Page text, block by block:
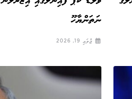
ނަތަންޔާހޫ
ޖުލައި 19, 2026